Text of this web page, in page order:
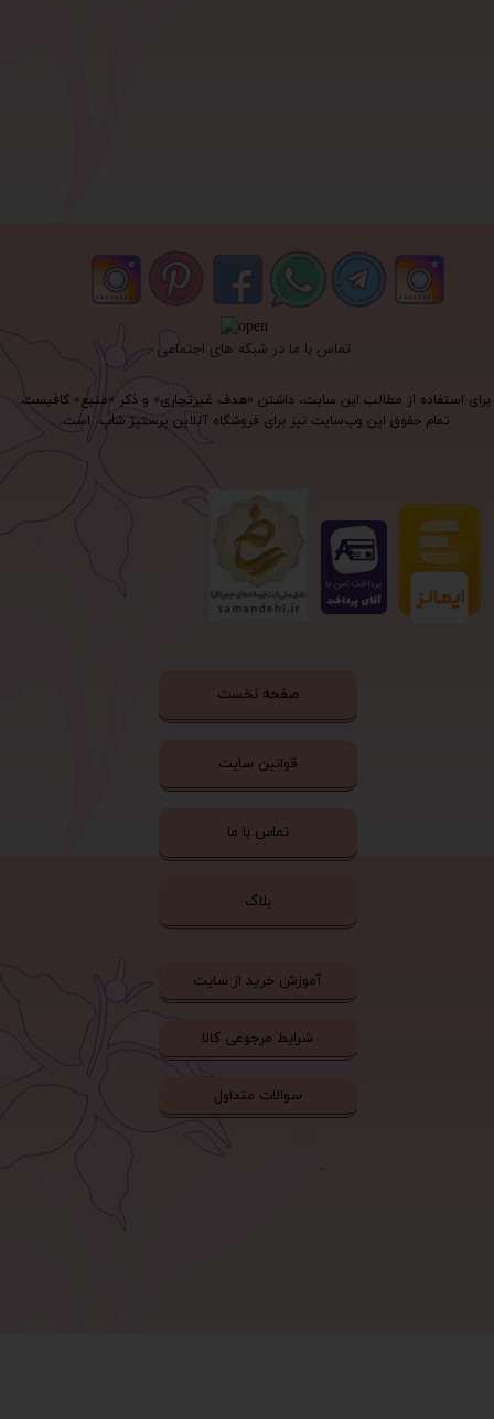
برای استفاده از مطالب این سایت، داشتن «هدف غیرتجاری» و ذکر «منبع» کافیست.
تمام حقوق اين وب‌سايت نیز برای فروشگاه آنلاین پرستیژ شاپ است.
تماس با ما در شبکه های اجتماعی
صفحه نخست
قوانین سایت
تماس با ما
بلاگ
آموزش خرید از سایت
شرایط مرجوعی کالا
سوالات متداول